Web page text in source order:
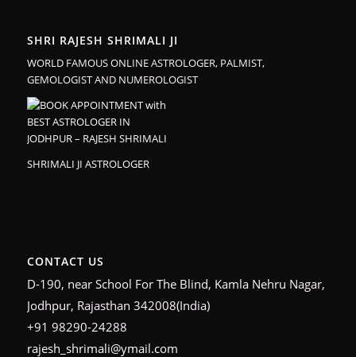
SHRI RAJESH SHRIMALI JI
WORLD FAMOUS ONLINE ASTROLOGER, PALMIST,
GEMOLOGIST AND NUMEROLOGIST
SHRIMALI JI ASTROLOGER
CONTACT US
D-190, near School For The Blind, Kamla Nehru Nagar,
Jodhpur, Rajasthan 342008(India)
+91 98290-24288
rajesh_shrimali@ymail.com